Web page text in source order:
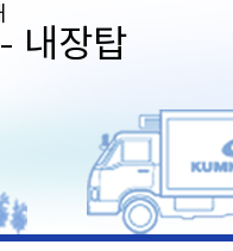
내장탑